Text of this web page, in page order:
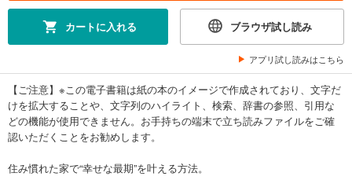
カートに入れる ブラウザ試し読み
アプリ試し読みはこちら
【ご注意】※この電子書籍は紙の本のイメージで作成されており、文字だ
けを拡大することや、文字列のハイライト、検索、辞書の参照、引用な
どの機能が使用できません。お手持ちの端末で立ち読みファイルをご確
認いただくことをお勧めします。
住み慣れた家で“幸せな最期”を叶える方法。